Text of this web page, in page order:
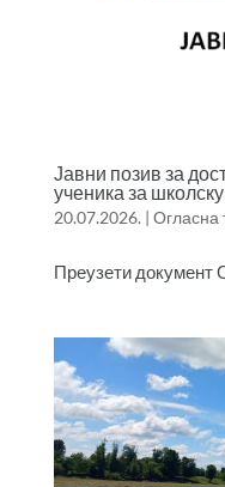
Јавни позив за
ученика за
20.07.2026.| Огласна
Преузети документ